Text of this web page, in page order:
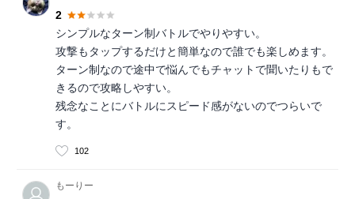
2
シンプルなターン制バトルでやりやすい。
攻撃もタップするだけと簡単なので誰でも楽しめます。
ターン制なので途中で悩んでもチャットで聞いたりもで
きるので攻略しやすい。
残念なことにバトルにスピード感がないのでつらいで
す。
102
もーりー